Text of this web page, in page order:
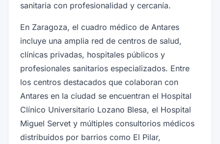
sanitaria con profesionalidad y cercanía.
En Zaragoza, el cuadro médico de Antares
incluye una amplia red de centros de salud,
clínicas privadas, hospitales públicos y
profesionales sanitarios especializados. Entre
los centros destacados que colaboran con
Antares en la ciudad se encuentran el Hospital
Clínico Universitario Lozano Blesa, el Hospital
Miguel Servet y múltiples consultorios médicos
distribuidos por barrios como El Pilar,